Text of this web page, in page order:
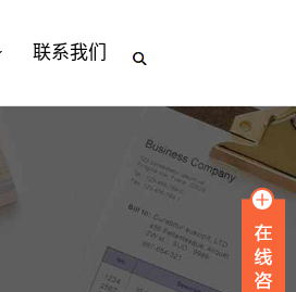
联系我们